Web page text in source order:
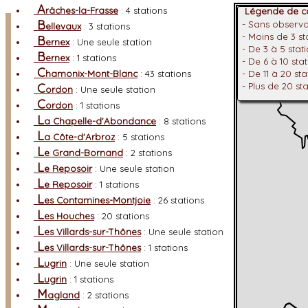
Facebook
AccueilSFO RA
a SFO-RA L'association
La SFO Rhône-AlpesSa raison d'être !
Adhésion à la SFO-RA via la FFO Rejoignez nous !
Espace adhérents SFO-RA Les avantages à être
La FFOFédération France Orchidées
L es bulletins Une mine de renseignements
OSRA (ouvrage) Les Orchidées Sauvages de
es orchidéesConnaissances
La biologie des orchidées
Les floraisons (ordre alphabétique)
Les floraisons (ordre chronologique)
L'abondance des espèces
La protection des espèces(Classement
Aide à la détermination des orchidées
es espèces Les fiches
es hybridesLes fiches
Les hybrides en Rhône-Alpes
O bservations d'hybrides en RA Liste par
Arâches-la-Frasse : 4 stations
Bellevaux: 3 stations
Bernex: Une seule station
Bernex: 1 stations
Chamonix-Mont-Blanc: 43 stations
Cordon : Une seule station
Cordon : 1 stations
La Chapelle-d'Abondance : 8 stations
La Côte-d'Arbroz: 5 stations
Le Grand-Bornand : 2 stations
Le Reposoir: Une seule station
Le Reposoir: 1 stations
Les Contamines-Montjoie : 26 stations
Les Houches: 20 stations
Les Villards-sur-Thônes: Une seule station
Les Villards-sur-Thônes: 1 stations
Lugrin : Une seule station
Lugrin : 1 stations
Magland : 2 stations
Légende de
- Sans
- Moins de 3
- De 3 à 5
- De 6 à 10
- De 11 à 20
- Plus de 20